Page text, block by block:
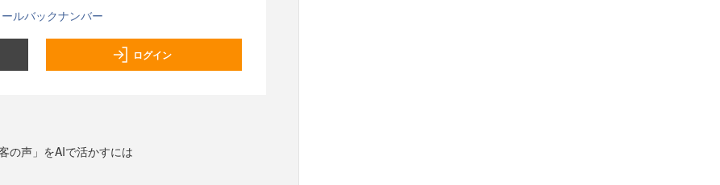
ールバックナンバー
ログイン
の声」をAIで活かすには